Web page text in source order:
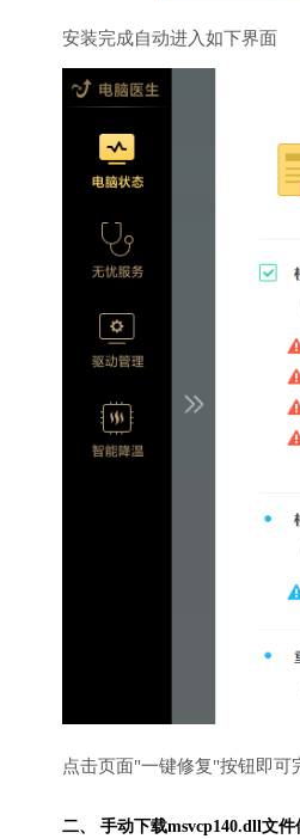
安装完成自动进入如下界面
点击页面"一键修复"按钮即可
二、 手动下载msvcp140.dll文件